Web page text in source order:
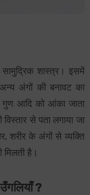
सामुद्रिक शास्त्र। इसमें
अंगों की बनावट का
आदि को आंका जाता
से पता लगाया जा
शरीर के अंगों से व्यक्ति
है।
?